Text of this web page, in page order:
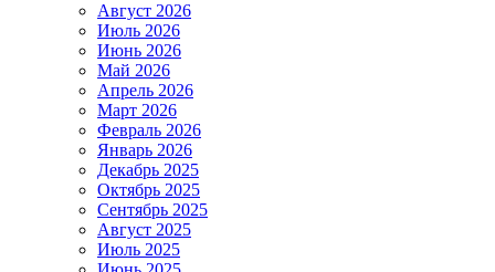
Август 2026
Июль 2026
Июнь 2026
Май 2026
Апрель 2026
Март 2026
Февраль 2026
Январь 2026
Декабрь 2025
Октябрь 2025
Сентябрь 2025
Август 2025
Июль 2025